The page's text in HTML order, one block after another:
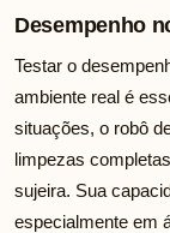
Desempenho
Testar o
ambiente real é
situações, o robô
limpezas
sujeira. Sua
especialmente em